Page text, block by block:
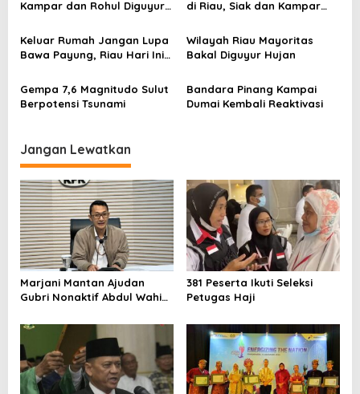
Kampar dan Rohul Diguyur
di Riau, Siak dan Kampar
Keluar Rumah Jangan Lupa
Bawa Payung, Riau Hari Ini
Wilayah Riau Mayoritas
Bakal Diguyur Hujan
Gempa 7,6 Magnitudo Sulut
Berpotensi Tsunami
Bandara Pinang Kampai
Dumai Kembali Reaktivasi
Jangan Lewatkan
Marjani Mantan Ajudan
Gubri Nonaktif Abdul Wahid
381 Peserta Ikuti Seleksi
Petugas Haji